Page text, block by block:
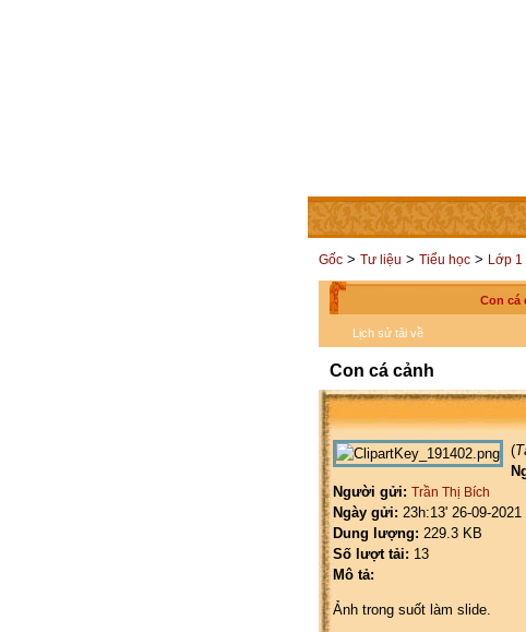
TRANG CHỦ THÀNH VIÊN
Gốc > Tư liệu > Tiểu học > Lớp 1
Con cá
Lịch sử tải về
Con cá cảnh
(
Người gửi: Trần Thị Bích
Ngày gửi: 23h:13' 26-09-2021
Dung lượng: 229.3 KB
Số lượt tải: 13
Mô tả:
Ảnh trong suốt làm slide.